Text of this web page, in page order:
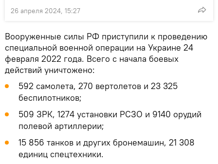
26 апреля 2024, 15:27
Вооруженные силы РФ приступили к проведению
специальной военной операции на Украине 24
февраля 2022 года. Всего с начала боевых
действий уничтожено:
592 самолета, 270 вертолетов и 23 325
беспилотников;
509 ЗРК, 1274 установки РСЗО и 9140 орудий
полевой артиллерии;
15 856 танков и других бронемашин, 21 308
единиц спецтехники.